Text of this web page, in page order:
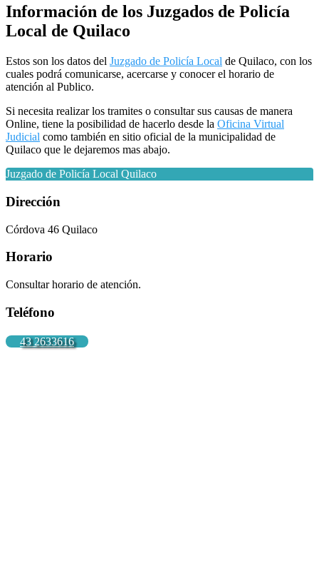
Información de los Juzgados de Policía
Local de Quilaco
Estos son los datos del Juzgado de Policía Local de Quilaco, con los
cuales podrá comunicarse, acercarse y conocer el horario de
atención al Publico.
Si necesita realizar los tramites o consultar sus causas de manera
Online, tiene la posibilidad de hacerlo desde la Oficina Virtual
Judicial como también en sitio oficial de la municipalidad de
Quilaco que le dejaremos mas abajo.
Juzgado de Policía Local Quilaco
Dirección
Córdova 46 Quilaco
Horario
Consultar horario de atención.
Teléfono
43 2633616